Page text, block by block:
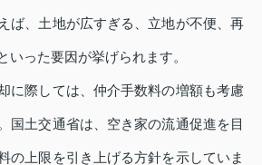
ば、土地が広すぎる、立地が不便、再
いった要因が挙げられます。
に際しては、仲介手数料の増額も考慮
国土交通省は、空き家の流通促進を目
の上限を引き上げる方針を示していま